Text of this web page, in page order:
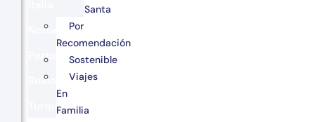
Noruega
Portugal
Reino Unido
Turquía
Santa
Por
Recomendación
Sostenible
Viajes
En
Familia